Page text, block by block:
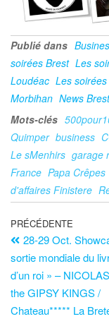
Publié dans
soirées Brest Les
Loudéac Les
Morbihan News Brest
Mots-clés
Quimper business
Le sMenhirs garage
France Papa Crêpes
d'affaires Finistere
PRÉCÉDENTE
28-29 Oct.
sortie mondiale du
d’un roi » –
the GIPSY KINGS /
Chateau***** La